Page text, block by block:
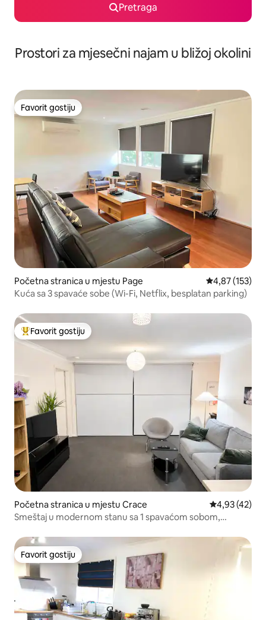
Pretraga
Prostori za mjesečni najam u bližoj okolini
Favorit gostiju
Favorit gostiju
Početna stranica u mjestu Page prosječna
4,87 (153)
Kuća sa 3 spavaće sobe (Wi-Fi, Netflix, besplatan parking)
Glavni favorit gostiju
Favorit gostiju
Početna stranica u mjestu Crace prosječna
4,93 (42)
Smeštaj u modernom stanu sa 1 spavaćom sobom,
Favorit gostiju
Favorit gostiju